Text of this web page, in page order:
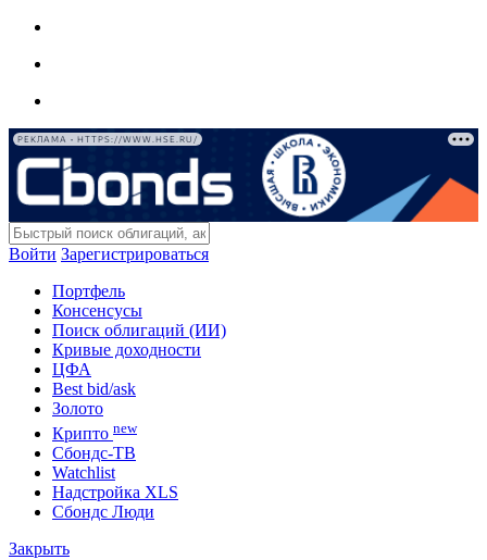
РЕКЛАМА • HTTPS://WWW.HSE.RU/
Войти Зарегистрироваться
Портфель
Консенсусы
Поиск облигаций (ИИ)
Кривые доходности
ЦФА
Best bid/ask
Золото
Крипто new
Сбондс-ТВ
Watchlist
Надстройка XLS
Сбондс Люди
Закрыть